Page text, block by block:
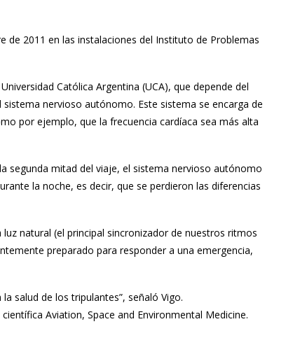
de 2011 en las instalaciones del Instituto de Problemas
Católica Argentina (UCA), que depende del
nervioso autónomo. Este sistema se encarga de
por ejemplo, que la frecuencia cardíaca sea más alta
segunda mitad del viaje, el sistema nervioso autónomo
la noche, es decir, que se perdieron las diferencias
natural (el principal sincronizador de nuestros ritmos
preparado para responder a una emergencia,
salud de los tripulantes”, señaló Vigo.
Aviation, Space and Environmental Medicine.